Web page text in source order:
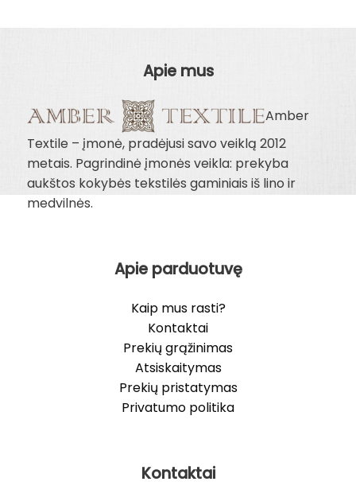
Apie mus
Amber
Textile – įmonė, pradėjusi savo veiklą 2012
metais. Pagrindinė įmonės veikla: prekyba
aukštos kokybės tekstilės gaminiais iš lino ir
medvilnės.
Apie parduotuvę
Kaip mus rasti?
Kontaktai
Prekių grąžinimas
Atsiskaitymas
Prekių pristatymas
Privatumo politika
Kontaktai